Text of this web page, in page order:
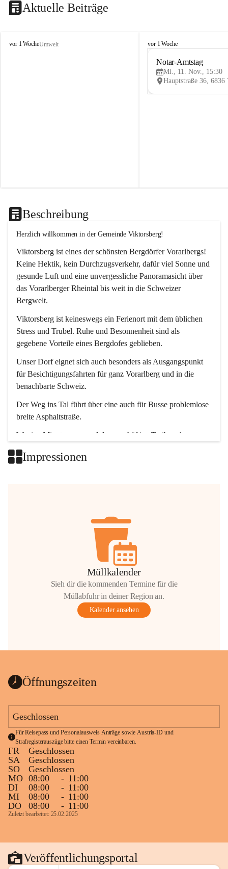
Aktuelle Beiträge
V
vor 1 WocheUmwelt
V
vor 1 Woche
Notar-Amtstag
Mi., 11. Nov., 15:30
Beschreibung
Herzlich willkommen in der Gemeinde Viktorsberg!
Viktorsberg ist eines der schönsten Bergdörfer Vorarlbergs!
Keine Hektik, kein Durchzugsverkehr, dafür viel Sonne und
gesunde Luft und eine unvergessliche Panoramasicht über
das Vorarlberger Rheintal bis weit in die Schweizer
Bergwelt.
Viktorsberg ist keineswegs ein Ferienort mit dem üblichen
Stress und Trubel. Ruhe und Besonnenheit sind als
gegebene Vorteile eines Bergdofes geblieben.
Unser Dorf eignet sich auch besonders als Ausgangspunkt
für Besichtigungsfahrten für ganz Vorarlberg und in die
benachbarte Schweiz.
Der Weg ins Tal führt über eine auch für Busse problemlose
breite Asphaltstraße.
Wenige Minuten nur, und das geschäftige Treiben der
Impressionen
Müllkalender
Sieh dir die kommenden Termine für die
Müllabfuhr in deiner Region an.
Kalender ansehen
Öffnungszeiten
Geschlossen
Für Reisepass und Personalausweis Anträge sowie Austria-ID und
Strafregisterauszüge bitte einen Termin vereinbaren.
FR
Geschlossen
SA
Geschlossen
SO
Geschlossen
MO 08:00 - 11:00
DI
08:00 - 11:00
MI
08:00 - 11:00
DO
08:00 - 11:00
Zuletzt bearbeitet: 25.02.2025
Veröffentlichungsportal